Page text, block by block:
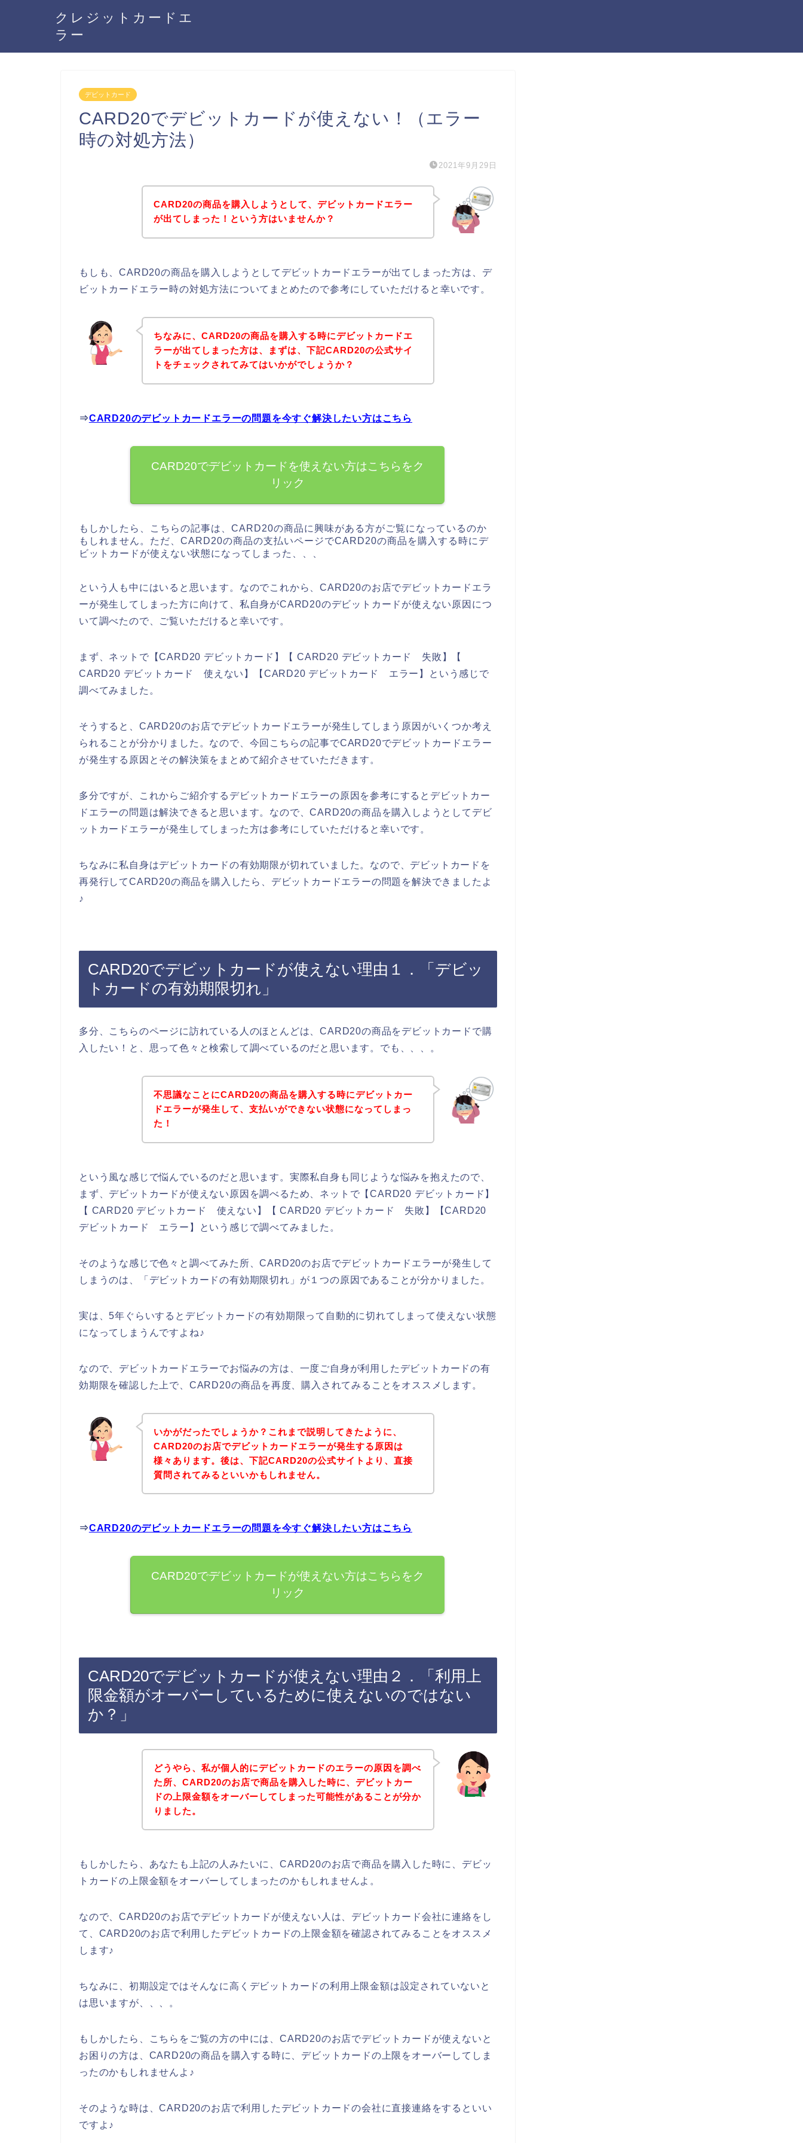
クレジットカードエ
ラー
デビットカード
CARD20でデビットカードが使えない！（エラー
時の対処方法）
2021年9月29日
CARD20の商品を購入しようとして、デビットカードエラー
が出てしまった！という方はいませんか？
もしも、CARD20の商品を購入しようとしてデビットカードエラーが出てしまった方は、デ
ビットカードエラー時の対処方法についてまとめたので参考にしていただけると幸いです。
ちなみに、CARD20の商品を購入する時にデビットカードエ
ラーが出てしまった方は、まずは、下記CARD20の公式サイ
トをチェックされてみてはいかがでしょうか？
⇒CARD20のデビットカードエラーの問題を今すぐ解決したい方はこちら
CARD20でデビットカードを使えない方はこちらをク
リック
もしかしたら、こちらの記事は、CARD20の商品に興味がある方がご覧になっているのか
もしれません。ただ、CARD20の商品の支払いページでCARD20の商品を購入する時にデ
ビットカードが使えない状態になってしまった、、、
という人も中にはいると思います。なのでこれから、CARD20のお店でデビットカードエラ
ーが発生してしまった方に向けて、私自身がCARD20のデビットカードが使えない原因につ
いて調べたので、ご覧いただけると幸いです。
まず、ネットで【CARD20 デビットカード】【 CARD20 デビットカード 失敗】【
CARD20 デビットカード 使えない】【CARD20 デビットカード エラー】という感じで
調べてみました。
そうすると、CARD20のお店でデビットカードエラーが発生してしまう原因がいくつか考え
られることが分かりました。なので、今回こちらの記事でCARD20でデビットカードエラー
が発生する原因とその解決策をまとめて紹介させていただきます。
多分ですが、これからご紹介するデビットカードエラーの原因を参考にするとデビットカー
ドエラーの問題は解決できると思います。なので、CARD20の商品を購入しようとしてデビ
ットカードエラーが発生してしまった方は参考にしていただけると幸いです。
ちなみに私自身はデビットカードの有効期限が切れていました。なので、デビットカードを
再発行してCARD20の商品を購入したら、デビットカードエラーの問題を解決できましたよ
♪
CARD20でデビットカードが使えない理由１．「デビッ
トカードの有効期限切れ」
多分、こちらのページに訪れている人のほとんどは、CARD20の商品をデビットカードで購
入したい！と、思って色々と検索して調べているのだと思います。でも、、、。
不思議なことにCARD20の商品を購入する時にデビットカー
ドエラーが発生して、支払いができない状態になってしまっ
た！
という風な感じで悩んでいるのだと思います。実際私自身も同じような悩みを抱えたので、
まず、デビットカードが使えない原因を調べるため、ネットで【CARD20 デビットカード】
【 CARD20 デビットカード 使えない】【 CARD20 デビットカード 失敗】【CARD20
デビットカード エラー】という感じで調べてみました。
そのような感じで色々と調べてみた所、CARD20のお店でデビットカードエラーが発生して
しまうのは、「デビットカードの有効期限切れ」が１つの原因であることが分かりました。
実は、5年ぐらいするとデビットカードの有効期限って自動的に切れてしまって使えない状態
になってしまうんですよね♪
なので、デビットカードエラーでお悩みの方は、一度ご自身が利用したデビットカードの有
効期限を確認した上で、CARD20の商品を再度、購入されてみることをオススメします。
いかがだったでしょうか？これまで説明してきたように、
CARD20のお店でデビットカードエラーが発生する原因は
様々あります。後は、下記CARD20の公式サイトより、直接
質問されてみるといいかもしれません。
⇒CARD20のデビットカードエラーの問題を今すぐ解決したい方はこちら
CARD20でデビットカードが使えない方はこちらをク
リック
CARD20でデビットカードが使えない理由２．「利用上
限金額がオーバーしているために使えないのではない
か？」
どうやら、私が個人的にデビットカードのエラーの原因を調べ
た所、CARD20のお店で商品を購入した時に、デビットカー
ドの上限金額をオーバーしてしまった可能性があることが分か
りました。
もしかしたら、あなたも上記の人みたいに、CARD20のお店で商品を購入した時に、デビッ
トカードの上限金額をオーバーしてしまったのかもしれませんよ。
なので、CARD20のお店でデビットカードが使えない人は、デビットカード会社に連絡をし
て、CARD20のお店で利用したデビットカードの上限金額を確認されてみることをオススメ
します♪
ちなみに、初期設定ではそんなに高くデビットカードの利用上限金額は設定されていないと
は思いますが、、、。
もしかしたら、こちらをご覧の方の中には、CARD20のお店でデビットカードが使えないと
お困りの方は、CARD20の商品を購入する時に、デビットカードの上限をオーバーしてしま
ったのかもしれませんよ♪
そのような時は、CARD20のお店で利用したデビットカードの会社に直接連絡をするといい
ですよ♪